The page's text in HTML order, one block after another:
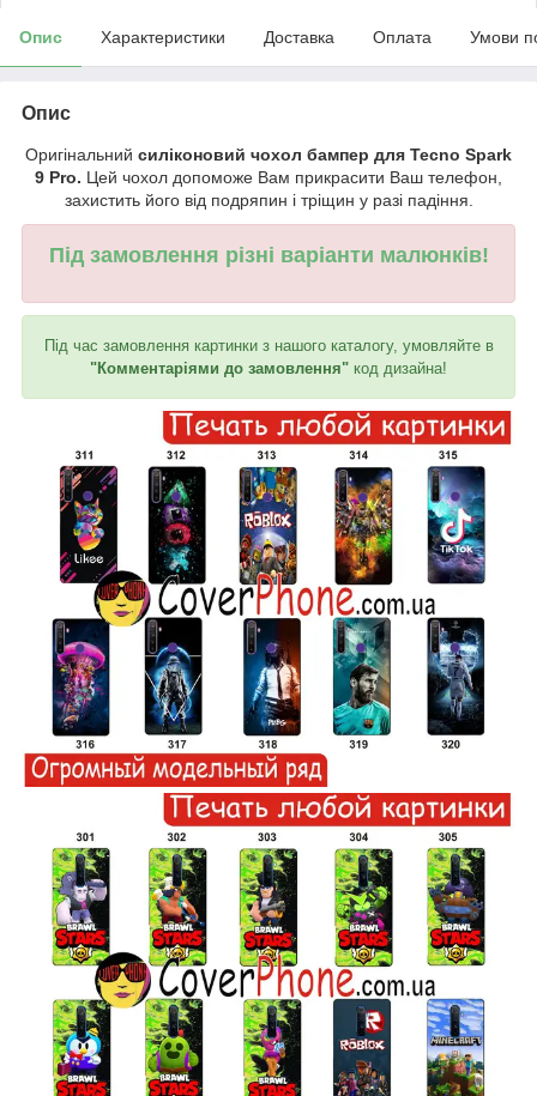
Опис Характеристики Доставка Оплата Умови
Опис
Оригінальний силіконовий чохол бампер для Tecno Spark
9 Pro. Цей чохол допоможе Вам прикрасити Ваш телефон,
захистить його від подряпин і тріщин у разі падіння.
Під замовлення різні варіанти малюнків!
Під час замовлення картинки з нашого каталогу, умовляйте в
"Комментаріями до замовлення" код дизайна!